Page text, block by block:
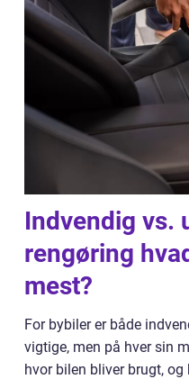
Indvendig vs.
rengøring
mest?
For bybiler er både
vigtige, men på hver sin
hvor bilen bliver brugt,